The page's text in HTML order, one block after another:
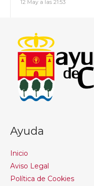
12 May a las 21:53
Ayuda
Inicio
Aviso Legal
Política de Cookies